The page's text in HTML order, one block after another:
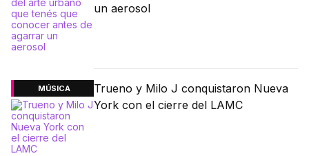
un aerosol
MÚSICA
Trueno y Milo J conquistaron Nueva
York con el cierre del LAMC